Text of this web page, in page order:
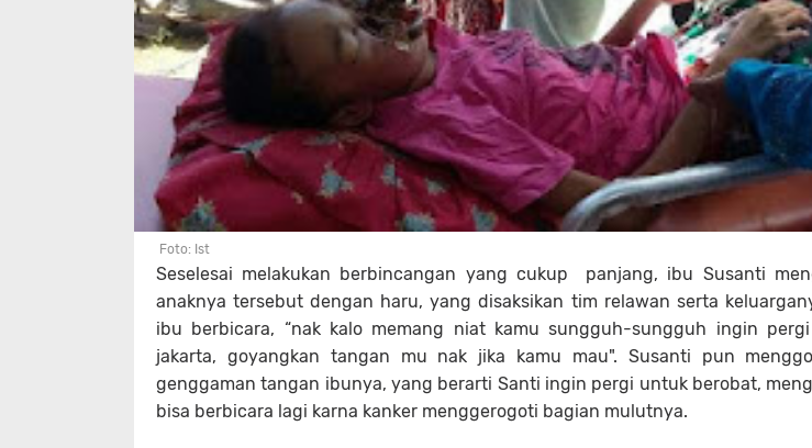
Foto: Ist
Seselesai melakukan berbincangan yang cukup panjang, ibu Susanti
anaknya tersebut dengan haru, yang disaksikan tim relawan serta
ibu berbicara, “nak kalo memang niat kamu sungguh-sungguh ingin
jakarta, goyangkan tangan mu nak jika kamu mau". Susanti pun
genggaman tangan ibunya, yang berarti Santi ingin pergi untuk berobat,
bisa berbicara lagi karna kanker menggerogoti bagian mulutnya.